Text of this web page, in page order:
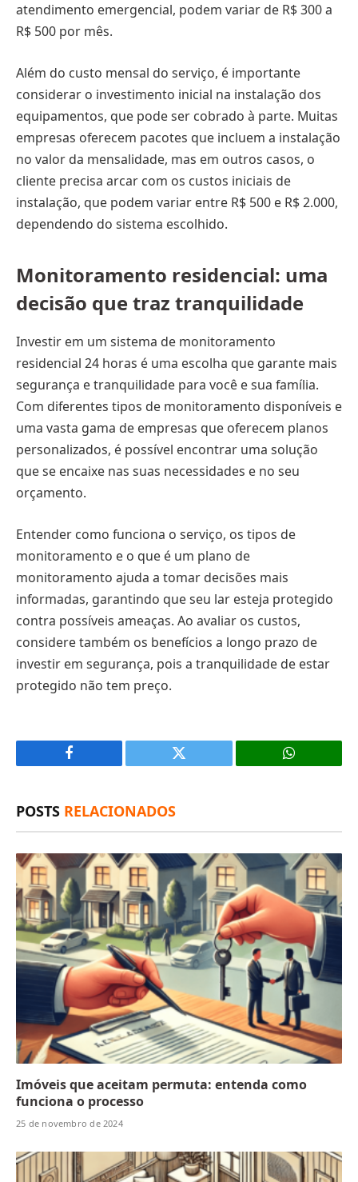
atendimento emergencial, podem variar de R$ 300 a
R$ 500 por mês.
Além do custo mensal do serviço, é importante
considerar o investimento inicial na instalação dos
equipamentos, que pode ser cobrado à parte. Muitas
empresas oferecem pacotes que incluem a instalação
no valor da mensalidade, mas em outros casos, o
cliente precisa arcar com os custos iniciais de
instalação, que podem variar entre R$ 500 e R$ 2.000,
dependendo do sistema escolhido.
Monitoramento residencial: uma
decisão que traz tranquilidade
Investir em um sistema de monitoramento
residencial 24 horas é uma escolha que garante mais
segurança e tranquilidade para você e sua família.
Com diferentes tipos de monitoramento disponíveis e
uma vasta gama de empresas que oferecem planos
personalizados, é possível encontrar uma solução
que se encaixe nas suas necessidades e no seu
orçamento.
Entender como funciona o serviço, os tipos de
monitoramento e o que é um plano de
monitoramento ajuda a tomar decisões mais
informadas, garantindo que seu lar esteja protegido
contra possíveis ameaças. Ao avaliar os custos,
considere também os benefícios a longo prazo de
investir em segurança, pois a tranquilidade de estar
protegido não tem preço.
Facebook
X
POSTS RELACIONADOS
Imóveis que aceitam permuta: entenda como
funciona o processo
25 de novembro de 2024